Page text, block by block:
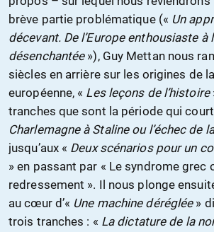
brève partie problématique (« Un
décevant. De l’Europe enthousiaste à
désenchantée»), Guy Mettan nous
siècles en arrière sur les origines de
européenne, « Les leçons de l’histoire
tranches que sont la période qui court
Charlemagne à Staline ou l’échec de
jusqu’aux « Deux scénarios pour un
» en passant par « Le syndrome grec
redressement ». Il nous plonge
au cœur d’« Une machine déréglée»
trois tranches : « La dictature de la